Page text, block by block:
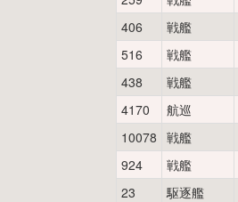
406
戦艦
516
戦艦
438
戦艦
4170
航巡
10078 戦艦
924
戦艦
23
駆逐艦